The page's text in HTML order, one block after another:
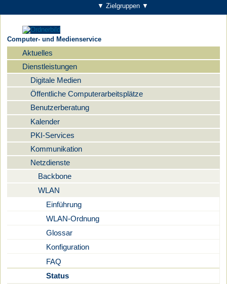
▼ Zielgruppen ▼
Computer- und Medienservice
Navigation
Aktuelles
Dienstleistungen
Digitale Medien
Öffentliche Computerarbeitsplätze
Benutzerberatung
Kalender
PKI-Services
Kommunikation
Netzdienste
Backbone
WLAN
Einführung
WLAN-Ordnung
Glossar
Konfiguration
FAQ
Status